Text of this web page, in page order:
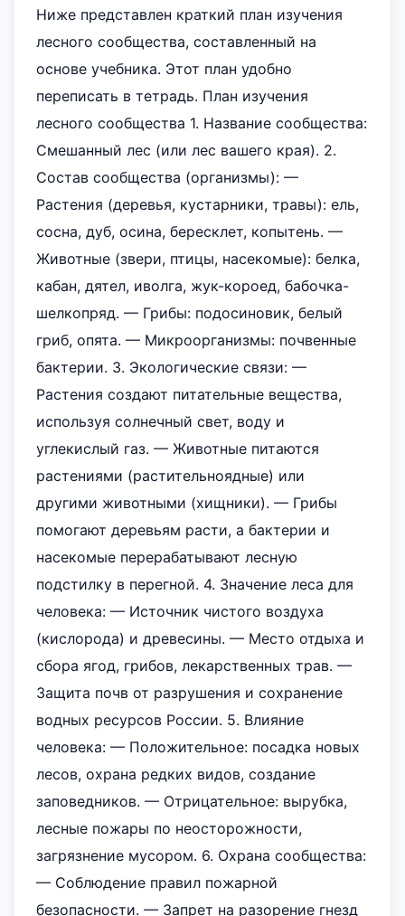
Ниже представлен краткий план изучения
лесного сообщества, составленный на
основе учебника. Этот план удобно
переписать в тетрадь. План изучения
лесного сообщества 1. Название сообщества:
Смешанный лес (или лес вашего края). 2.
Состав сообщества (организмы): —
Растения (деревья, кустарники, травы): ель,
сосна, дуб, осина, бересклет, копытень. —
Животные (звери, птицы, насекомые): белка,
кабан, дятел, иволга, жук-короед, бабочка-
шелкопряд. — Грибы: подосиновик, белый
гриб, опята. — Микроорганизмы: почвенные
бактерии. 3. Экологические связи: —
Растения создают питательные вещества,
используя солнечный свет, воду и
углекислый газ. — Животные питаются
растениями (растительноядные) или
другими животными (хищники). — Грибы
помогают деревьям расти, а бактерии и
насекомые перерабатывают лесную
подстилку в перегной. 4. Значение леса для
человека: — Источник чистого воздуха
(кислорода) и древесины. — Место отдыха и
сбора ягод, грибов, лекарственных трав. —
Защита почв от разрушения и сохранение
водных ресурсов России. 5. Влияние
человека: — Положительное: посадка новых
лесов, охрана редких видов, создание
заповедников. — Отрицательное: вырубка,
лесные пожары по неосторожности,
загрязнение мусором. 6. Охрана сообщества:
— Соблюдение правил пожарной
безопасности. — Запрет на разорение гнезд